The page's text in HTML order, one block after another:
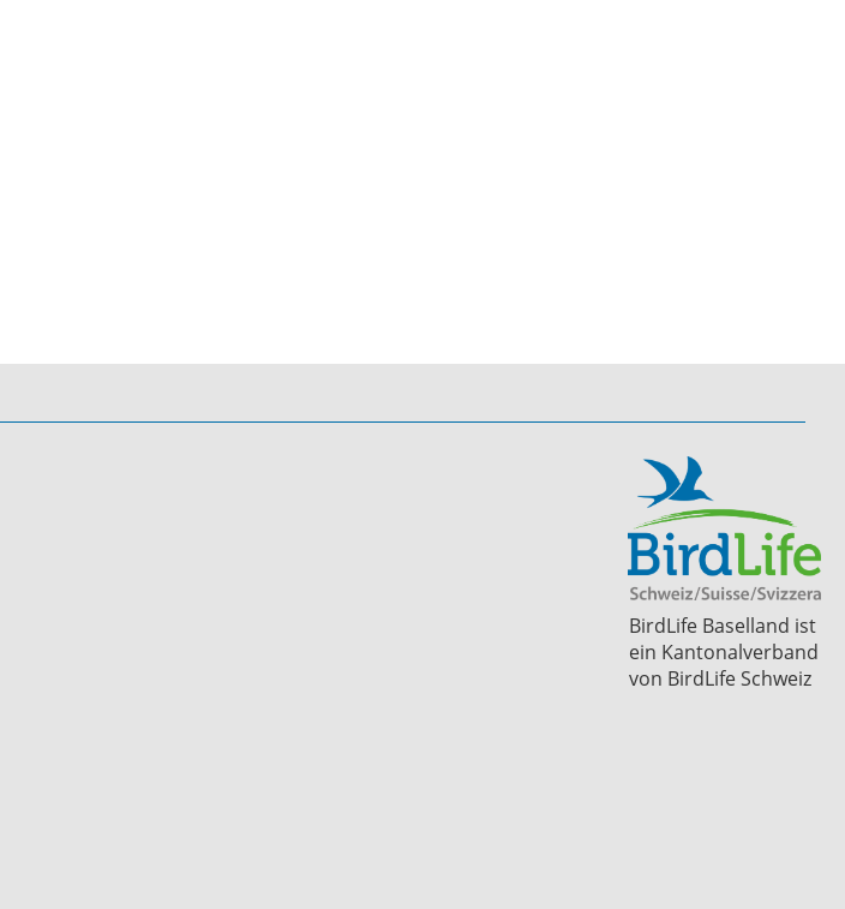
BirdLife Baselland ist
ein Kantonalverband
von BirdLife Schweiz